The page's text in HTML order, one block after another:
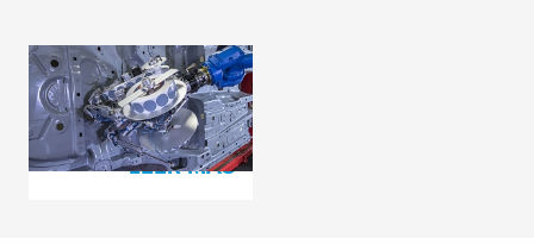
Remiendo en vez de
tapón
LEER MÁS